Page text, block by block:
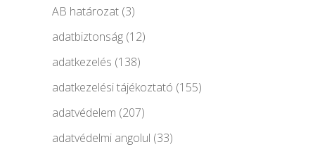
AB határozat (3)
adatbiztonság (12)
adatkezelés (138)
adatkezelési tájékoztató (155)
adatvédelem (207)
adatvédelmi angolul (33)